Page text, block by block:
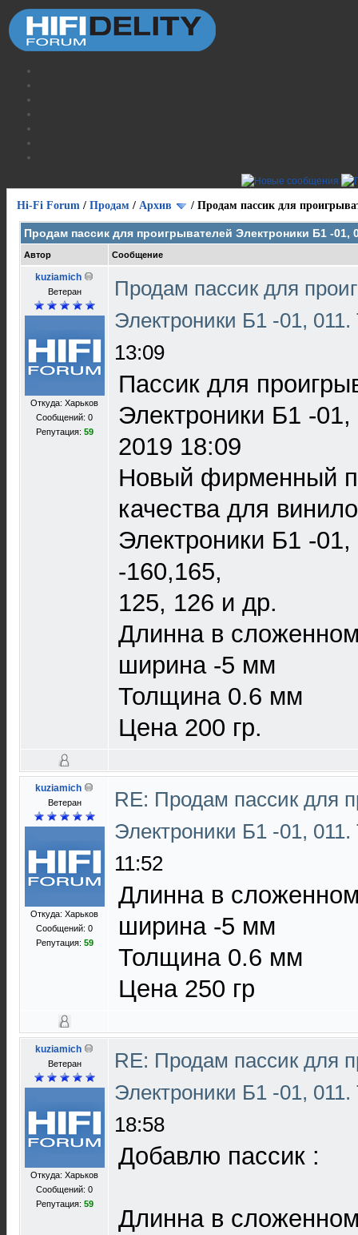
Hi-Fi Forum / Продам / Архив / Продам пассик для
Продам пассик для проигрывателей Электроники Б1 -01,
Автор Сообщение
kuziamich
Ветеран
Откуда: Харьков
Сообщений: 0
Репутация: 59
Продам пассик для
Электроники Б1 -01,
13:09
Пассик для
Электроники Б1 -
2019 18:09
Новый фирменный
качества для
Электроники Б1 -
-160,165,
125, 126 и др.
Длинна в
ширина -5 мм
Толщина 0.6 мм
Цена 200 гр.
kuziamich
Ветеран
Откуда: Харьков
Сообщений: 0
Репутация: 59
RE: Продам пассик для
Электроники Б1 -01,
11:52
Длинна в
ширина -5 мм
Толщина 0.6 мм
Цена 250 гр
kuziamich
Ветеран
Откуда: Харьков
Сообщений: 0
Репутация: 59
RE: Продам пассик для
Электроники Б1 -01,
18:58
Добавлю пассик :
Длинна в